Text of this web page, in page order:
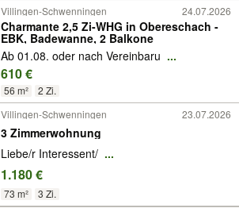
Villingen-Schwenningen 24.07.2026
Charmante 2,5 Zi-WHG in Obereschach -
EBK, Badewanne, 2 Balkone
Ab 01.08. oder nach Vereinbaru ...
610 €
56 m² 2 Zi.
Villingen-Schwenningen 23.07.2026
3 Zimmerwohnung
Liebe/r Interessent/ ...
1.180 €
73 m² 3 Zi.